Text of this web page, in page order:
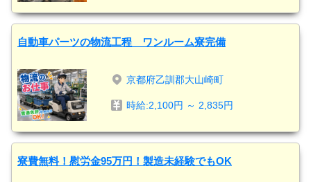
自動車パーツの物流工程 ワンルーム寮完備
京都府乙訓郡大山崎町
時給:2,100円 ～ 2,835円
寮費無料！慰労金95万円！製造未経験でもOK